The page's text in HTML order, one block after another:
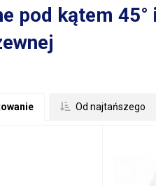
pod kątem 45°
Od najtańszego